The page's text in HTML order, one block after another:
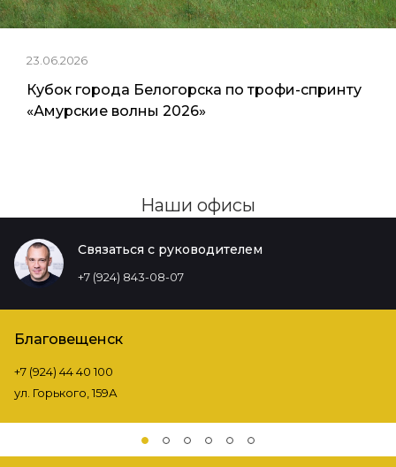
23.06.2026
Кубок города Белогорска по трофи-спринту
«Амурские волны 2026»
Наши офисы
Связаться с руководителем
+7 (924) 843-08-07
Благовещенск
+7 (924) 44 40 100
ул. Горького, 159А